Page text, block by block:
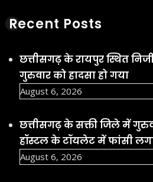
Recent Posts
छत्तीसगढ़ के रायपुर स्थित
गुरुवार को हादसा हो गया
August 6, 2026
छत्तीसगढ़ के सक्ती जिले में
हॉस्टल के टॉयलेट में फांसी
August 6, 2026